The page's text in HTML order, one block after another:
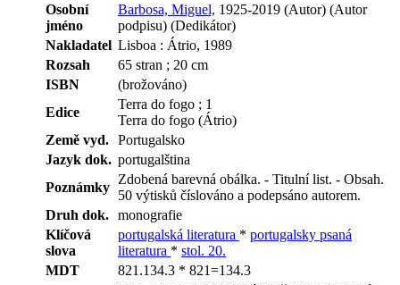
Osobní
jméno
Barbosa, Miguel, 1925-2019 (Autor) (Autor
podpisu) (Dedikátor)
Nakladatel Lisboa : Átrio, 1989
Rozsah
65 stran ; 20 cm
ISBN
(brožováno)
Edice
Terra do fogo ; 1
Terra do fogo (Átrio)
Země vyd. Portugalsko
Jazyk dok. portugalština
Poznámky
Zdobená barevná obálka. - Titulní list. - Obsah.
50 výtisků číslováno a podepsáno autorem.
Druh dok. monografie
Klíčová
slova
portugalská literatura * portugalsky psaná
literatura * stol. 20.
MDT
821.134.3 * 821=134.3